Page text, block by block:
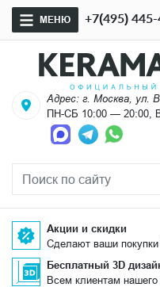
МЕНЮ +7(495)
Адрес: г. Москва, ул.
ПН-СБ 10:00 — 20:00,
Акции и скидки
Сделают ваши
Бесплатный 3D
Всем клиентам нашего